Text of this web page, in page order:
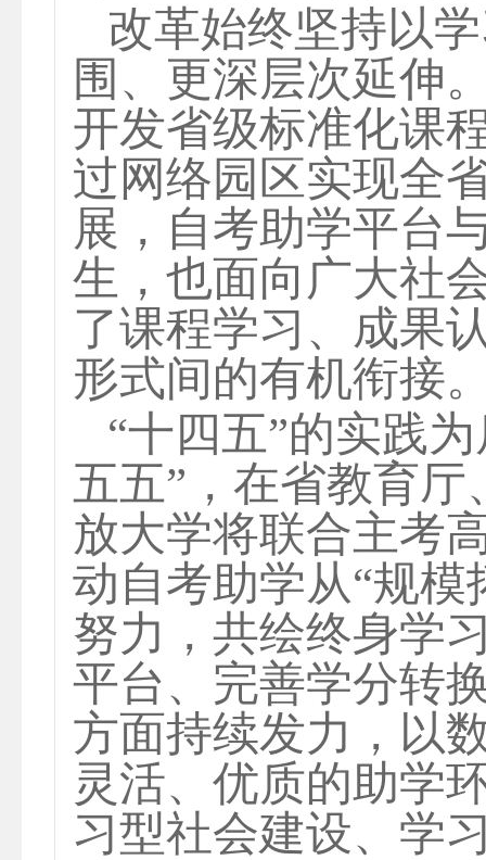
改革始终坚持以
围、更深层次延伸
开发省级标准化课
过网络园区实现全
展，自考助学平台
生，也面向广大社
了课程学习、成果
形式间的有机衔接
“十四五”的实践
五五”，在省教育
放大学将联合主考
动自考助学从“规模
努力，共绘终身学
平台、完善学分转
方面持续发力，以
灵活、优质的助学
习型社会建设、学